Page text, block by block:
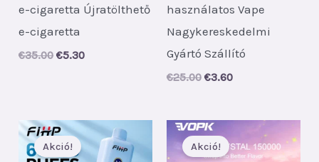
e-cigaretta Újratölthető
e-cigaretta
€35.00 Original
€5.30Current
használatos Vape
Nagykereskedelmi
Gyártó Szállító
€25.00 Original
€25.00.
€3.60Current
€3.60.
Akció! Akció!